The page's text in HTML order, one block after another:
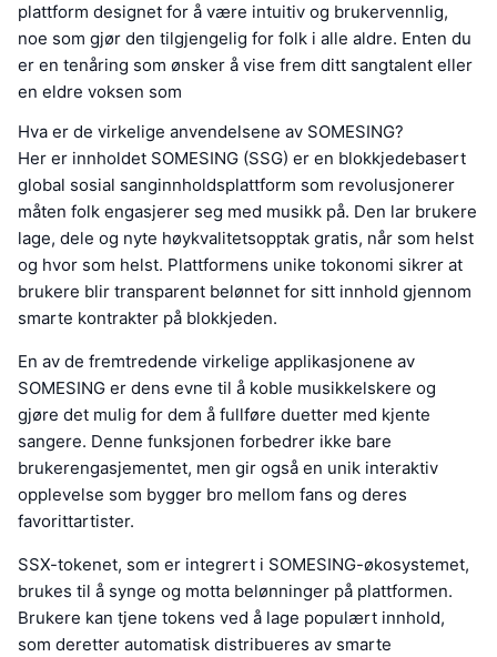
plattform designet for å være intuitiv og brukervennlig,
noe som gjør den tilgjengelig for folk i alle aldre. Enten du
er en tenåring som ønsker å vise frem ditt sangtalent eller
en eldre voksen som
Hva er de virkelige anvendelsene av SOMESING?
Her er innholdet SOMESING (SSG) er en blokkjedebasert
global sosial sanginnholdsplattform som revolusjonerer
måten folk engasjerer seg med musikk på. Den lar brukere
lage, dele og nyte høykvalitetsopptak gratis, når som helst
og hvor som helst. Plattformens unike tokonomi sikrer at
brukere blir transparent belønnet for sitt innhold gjennom
smarte kontrakter på blokkjeden.
En av de fremtredende virkelige applikasjonene av
SOMESING er dens evne til å koble musikkelskere og
gjøre det mulig for dem å fullføre duetter med kjente
sangere. Denne funksjonen forbedrer ikke bare
brukerengasjementet, men gir også en unik interaktiv
opplevelse som bygger bro mellom fans og deres
favorittartister.
SSX-tokenet, som er integrert i SOMESING-økosystemet,
brukes til å synge og motta belønninger på plattformen.
Brukere kan tjene tokens ved å lage populært innhold,
som deretter automatisk distribueres av smarte